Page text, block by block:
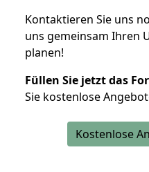
Kontaktieren Sie uns
uns gemeinsam Ihren
planen!
Füllen Sie jetzt das
Sie kostenlose
Kostenlose